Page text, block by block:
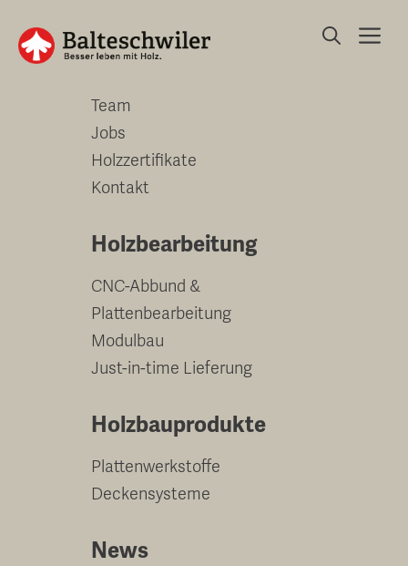
zum
Inhalt
Unternehmen
Team
Jobs
Holzzertifikate
Kontakt
Holzbearbeitung
CNC-Abbund &
Plattenbearbeitung
Modulbau
Just-in-time Lieferung
Holzbauprodukte
Plattenwerkstoffe
Deckensysteme
News